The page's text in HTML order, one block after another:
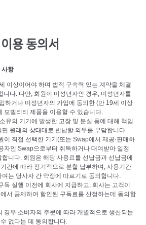
용 동의서
사항
이상이어야 하며 법적 구속력 있는 계약을 체결
니다. 다만, 회원이 미성년자인 경우, 미성년자를
하거나 미성년자의 가입에 동의한 (만 19세 이상
모빌리티 제품을 이용할 수 있습니다.
유의 기기에 발생한 고장 및 분실 등에 대해 책임
원래의 상태대로 반납할 의무를 부담합니다.
이 직접 선택한 기기(또는 Swap에서 제공·판매하
자인 Swap으로부터 취득하거나 대여받아 일정
니다. 회원은 해당 사용료를 선납금과 선납금에
간에 따라 정기적으로 분할 납부하며, 사용기간
는 당사자 간 약정에 따르기로 동의합니다.
독 실행 이전에 회사에 지급하고, 회사는 고객이
서 공제하여 할인된 구독료를 산정하는데 동의합
경우 소비자의 주문에 따라 개별적으로 생산되는
없다는 데 동의합니다.